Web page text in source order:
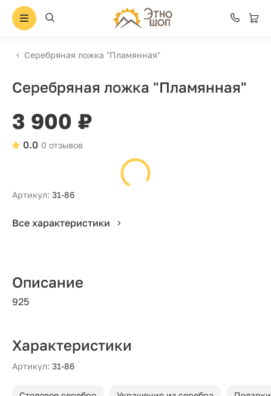
Серебряная ложка "Пламянная"
Серебряная ложка "Пламянная"
3 900 ₽
0 отзывов
0.0
Артикул: 31-86
Все характеристики
Описание
925
Характеристики
Артикул: 31-86